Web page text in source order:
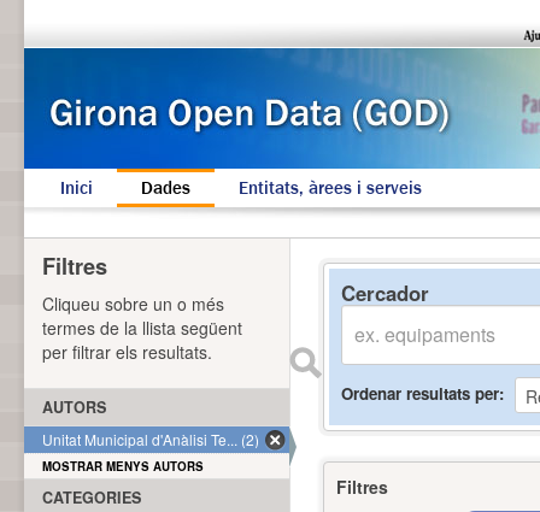
Inici Dades Entitats, àrees i serveis
Cercador
Ordenar resultats per
Filtres
Filtres
Cliqueu sobre un o més
termes de la llista següent
per filtrar els resultats.
AUTORS
Unitat Municipal d'Anàlisi Te... (2)
MOSTRAR MENYS AUTORS
CATEGORIES